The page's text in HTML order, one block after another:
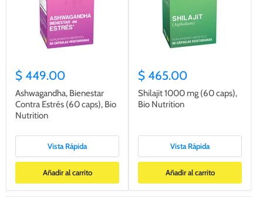
$ 449.00
Ashwagandha, Bienestar
Contra Estrés (60 caps), Bio
Nutrition
Vista Rápida
Añadir al carrito
$ 465.00
Shilajit 1000 mg (60 caps),
Bio Nutrition
Vista Rápida
Añadir al carrito